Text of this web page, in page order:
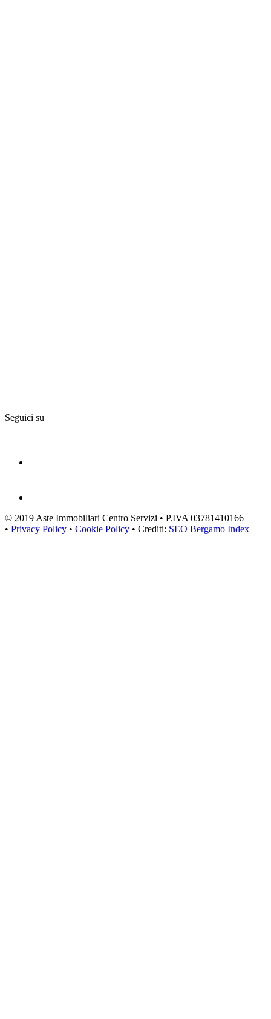
Seguici su
© 2019 Aste Immobiliari Centro Servizi • P.IVA 03781410166
• Privacy Policy • Cookie Policy • Crediti: SEO Bergamo Index